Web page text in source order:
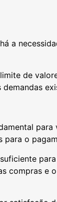
a
de
para
para o
compras e